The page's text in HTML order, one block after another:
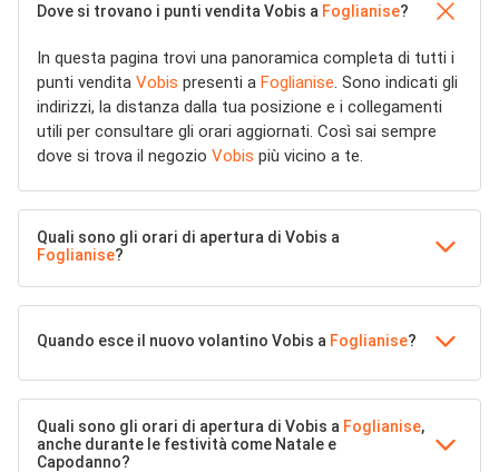
Dove si trovano i punti vendita Vobis a Foglianise?
In questa pagina trovi una panoramica completa di tutti i
punti vendita Vobis presenti a Foglianise . Sono indicati gli
indirizzi, la distanza dalla tua posizione e i collegamenti
utili per consultare gli orari aggiornati. Così sai sempre
dove si trova il negozio Vobis più vicino a te.
Quali sono gli orari di apertura di Vobis a
Foglianise?
Quando esce il nuovo volantino Vobis a Foglianise?
Quali sono gli orari di apertura di Vobis a Foglianise,
anche durante le festività come Natale e
Capodanno?